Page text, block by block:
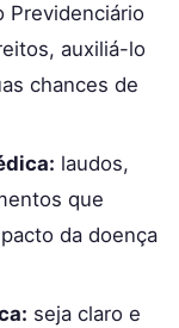
Previdenciário
auxiliá-lo
chances de
laudos,
que
da doença
seja claro e